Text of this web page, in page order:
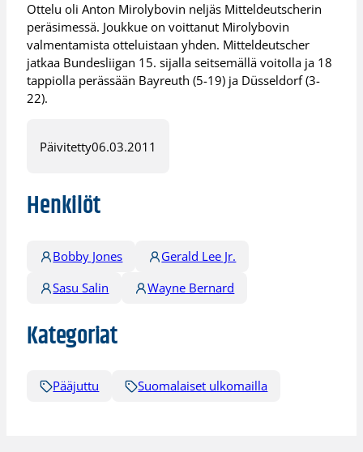
Ottelu oli Anton Mirolybovin neljäs Mitteldeutscherin
peräsimessä. Joukkue on voittanut Mirolybovin
valmentamista otteluistaan yhden. Mitteldeutscher
jatkaa Bundesliigan 15. sijalla seitsemällä voitolla ja 18
tappiolla perässään Bayreuth (5-19) ja Düsseldorf (3-
22).
Päivitetty06.03.2011
Henkilöt
Bobby Jones
Gerald Lee Jr.
Sasu Salin
Wayne Bernard
Kategoriat
Pääjuttu Suomalaiset ulkomailla